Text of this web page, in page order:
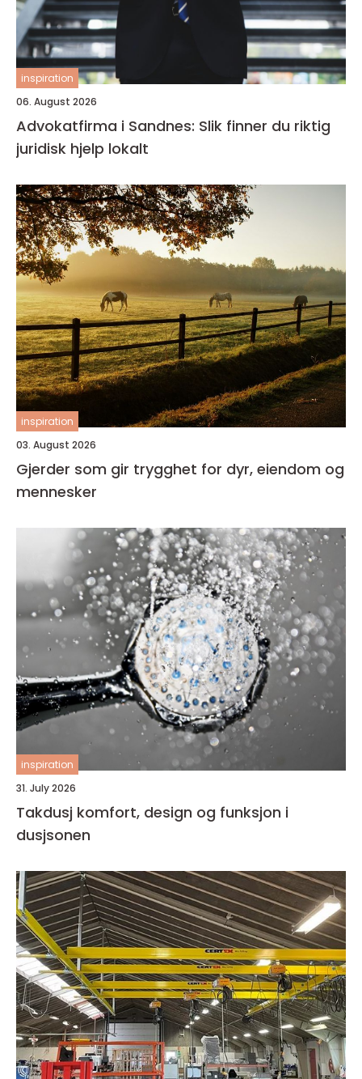
inspiration
06. August 2026
Advokatfirma i Sandnes: Slik finner du riktig
juridisk hjelp lokalt
inspiration
03. August 2026
Gjerder som gir trygghet for dyr, eiendom og
mennesker
inspiration
31. July 2026
Takdusj komfort, design og funksjon i
dusjsonen